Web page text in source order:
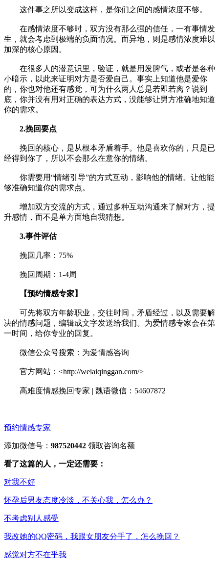
这件事之所以变成这样，是你们之间的感情浓度不够。
在感情浓度不够时，双方没有那么强的信任，一有事情发
生，就会考虑到极端的负面情况。而异地，则是感情浓度难以
加深的核心原因。
在很多人的潜意识里，验证，就是用发脾气，或者是各种
小暗示，以此来证明对方是否爱自己。事实上知道他是爱你
的，你也对他还有感觉，可为什么两人总是若即若离？说到
底，你并没有用对正确的表达方式，没能够让男方准确地知道
你的需求。
2.挽回要点
挽回的核心，是从根本矛盾着手。他是喜欢你的，只是已
经得到你了，所以不会那么在意你的情绪。
你需要用“情绪引导”的方式互动，影响他的情绪。让他能
够准确知道你的需求点。
增加双方交流的方式，通过多种互动沟通来了解对方，提
升感情，而不是单方面地自我猜想。
3.事件评估
挽回几率：75%
挽回周期：1-4周
【预约情感专家】
可先将双方年龄职业，交往时间，矛盾经过，以及需要解
决的情感问题，编辑成文字发送给我们。为爱情感专家会在第
一时间，给你专业的回复。
微信公众号搜索：为爱情感咨询
官方网站：<http://weiaiqinggan.com/>
高难度情感挽回专家 | 魏语微信：54607872
预约情感专家
添加微信号： 987520442 领取咨询名额
看了这篇的人，一定还需要：
对我不好
怀孕后男友态度冷淡，不关心我，怎么办？
不考虑别人感受
我改她的QQ密码，我跟女朋友分手了，怎么挽回？
感觉对方不在乎我